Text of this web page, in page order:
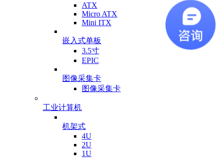
ATX
Micro ATX
Mini ITX
嵌入式单板
3.5寸
EPIC
图像采集卡
图像采集卡
工业计算机
机架式
4U
2U
1U